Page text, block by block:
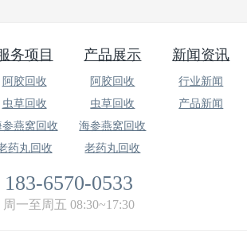
务项目
阿胶回收
虫草回收
参燕窝回收
药丸回收
产品展示
阿胶回收
虫草回收
海参燕窝回收
老药丸回收
新闻资讯
行业新闻
产品新闻
183-6570-0533
周一至周五 08:30~17:30